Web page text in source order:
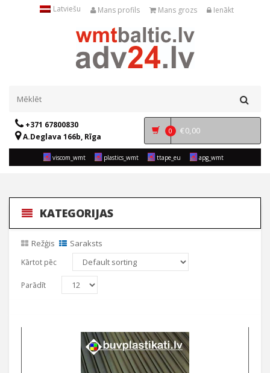
Latviešu Mans profils Mans grozs Ienākt
+371 67800830
A.Deglava 166b, Rīga
0 €0,00
viscom_wmt plastics_wmt ttape_eu apg_wmt
KATEGORIJAS
Režģis Saraksts
Kārtot pēc
Parādīt